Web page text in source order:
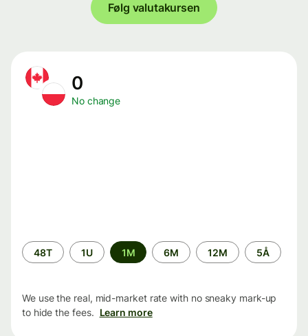
Følg valutakursen
0
No change
Time
period
48T 1U 1M 6M 12M 5Å
We use the real, mid-market rate with no sneaky mark-up
to hide the fees. Learn more